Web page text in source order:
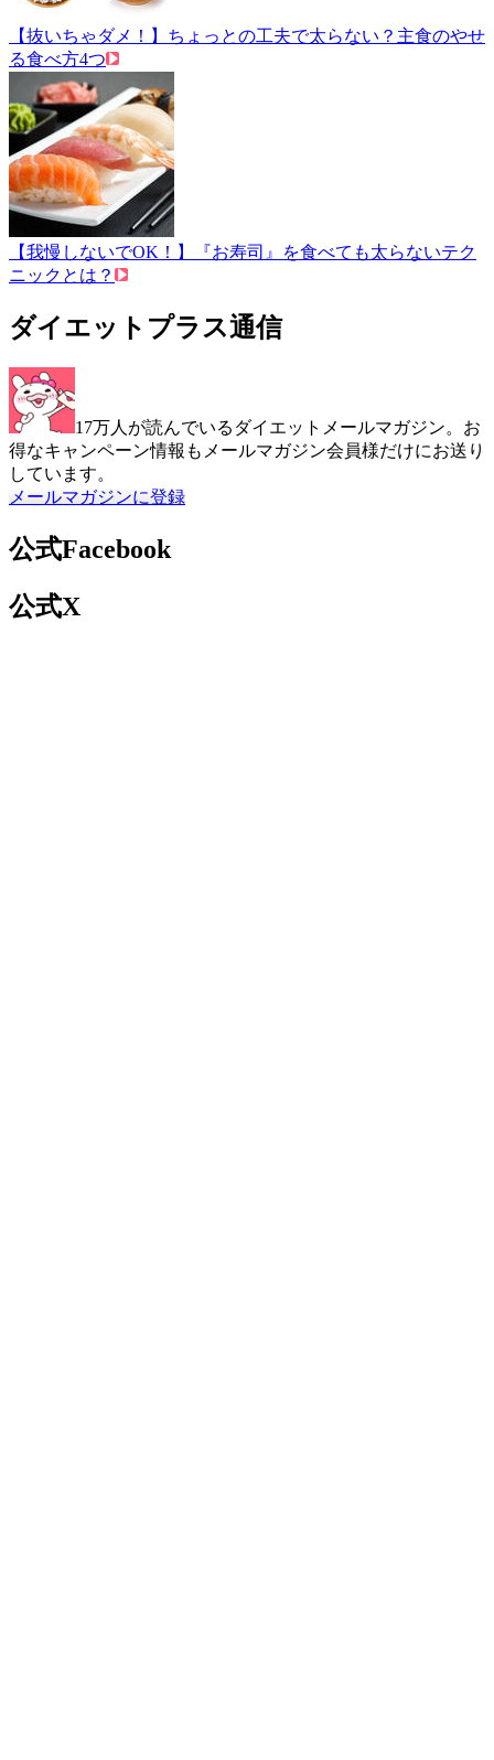
【抜いちゃダメ！】ちょっとの工夫で太らない？主食のやせ
る食べ方4つ
【我慢しないでOK！】『お寿司』を食べても太らないテク
ニックとは？
ダイエットプラス通信
17万人が読んでいるダイエットメールマガジン。お
得なキャンペーン情報もメールマガジン会員様だけにお送り
しています。
メールマガジンに登録
公式Facebook
公式X